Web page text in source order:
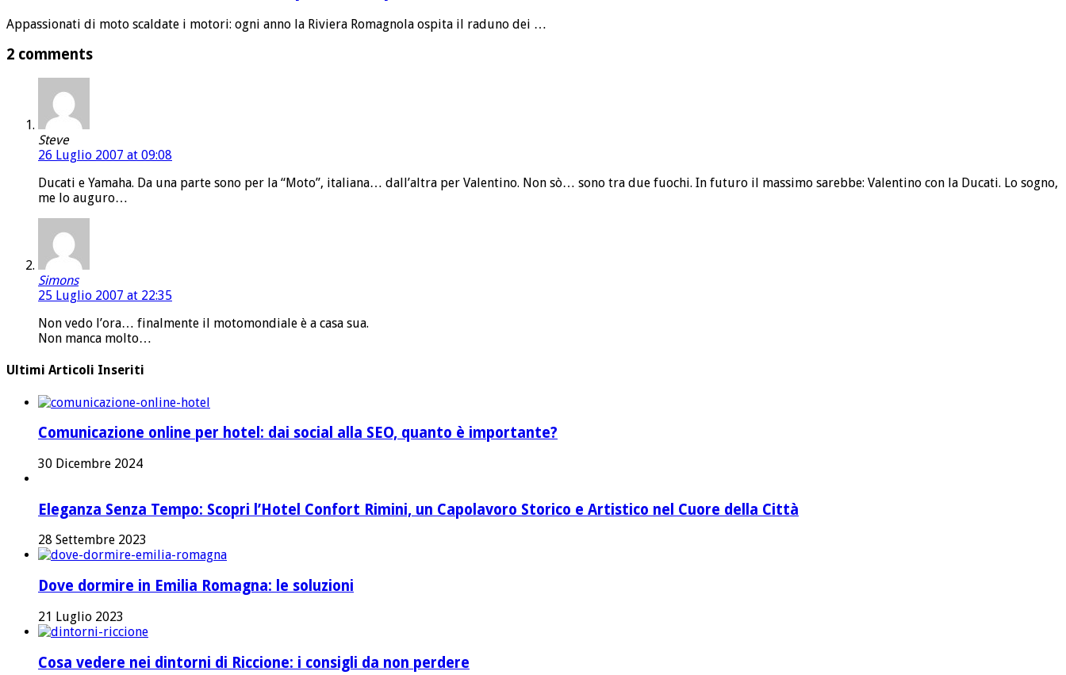
Appassionati di moto scaldate i motori: ogni anno la Riviera Romagnola ospita il raduno dei …
2 comments
Steve
26 Luglio 2007 at 09:08
Ducati e Yamaha. Da una parte sono per la “Moto”, italiana… dall’altra per Valentino. Non sò… sono tra due fuochi. In futuro il massimo sarebbe: Valentino con la Ducati. Lo sogno,
me lo auguro…
Simons
25 Luglio 2007 at 22:35
Non vedo l’ora… finalmente il motomondiale è a casa sua.
Non manca molto…
Ultimi Articoli Inseriti
Comunicazione online per hotel: dai social alla SEO, quanto è importante?
30 Dicembre 2024
Eleganza Senza Tempo: Scopri l’Hotel Confort Rimini, un Capolavoro Storico e Artistico nel Cuore della Città
28 Settembre 2023
Dove dormire in Emilia Romagna: le soluzioni
21 Luglio 2023
Cosa vedere nei dintorni di Riccione: i consigli da non perdere